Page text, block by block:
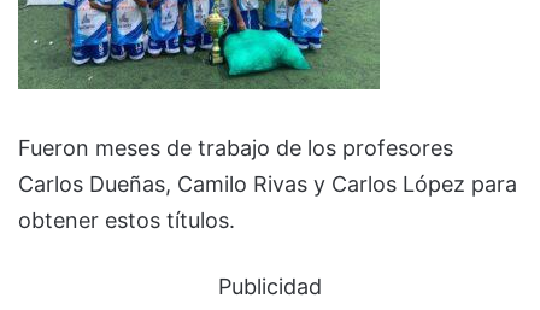
Fueron meses de trabajo de los profesores
Carlos Dueñas, Camilo Rivas y Carlos López para
obtener estos títulos.
Publicidad